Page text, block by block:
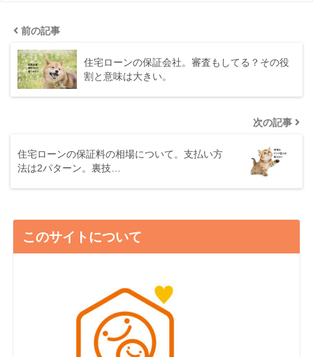
前の記事
住宅ローンの保証会社。審査もしてる？その役
割と意味は大きい。
次の記事
住宅ローンの保証料の相場について。支払い方
法は2パターン。裏技…
このサイトについて